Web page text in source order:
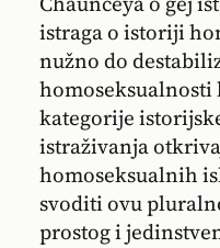
istraga o istoriji
nužno do
kategorije
istraživanja
homoseksualnih
svoditi ovu
prostog i